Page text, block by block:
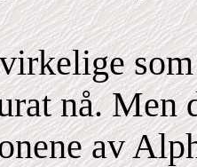
nå. Men
av